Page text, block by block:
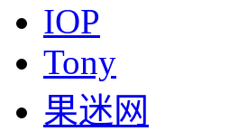
IOP
Tony
果迷网